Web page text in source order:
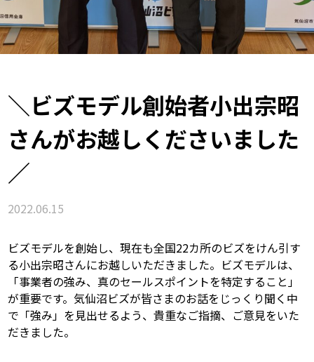
＼ビズモデル創始者小出宗昭
さんがお越しくださいました
／
2022.06.15
ビズモデルを創始し、現在も全国22カ所のビズをけん引す
る小出宗昭さんにお越しいただきました。ビズモデルは、
「事業者の強み、真のセールスポイントを特定すること」
が重要です。気仙沼ビズが皆さまのお話をじっくり聞く中
で「強み」を見出せるよう、貴重なご指摘、ご意見をいた
だきました。